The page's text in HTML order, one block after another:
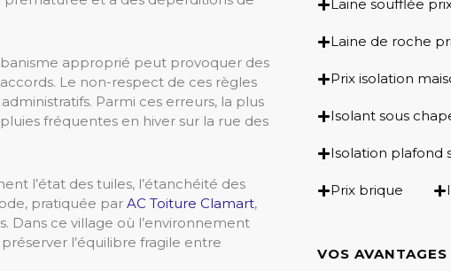
approprié peut provoquer des
Le non-respect de ces règles
Parmi ces erreurs, la plus
fréquentes en hiver sur la rue des
l’état des tuiles, l’étanchéité des
pratiquée par AC Toiture Clamart,
ce village où l’environnement
l’équilibre fragile entre
Laine soufflée
Laine de roche
Prix isolation
Isolant sous
Isolation plafond
Prix brique
VOS AVANTAGES